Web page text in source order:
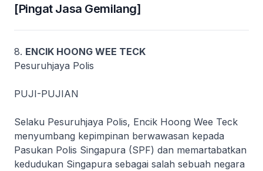
[Pingat Jasa Gemilang]
8. ENCIK HOONG WEE TECK
Pesuruhjaya Polis
PUJI-PUJIAN
Selaku Pesuruhjaya Polis, Encik Hoong Wee Teck
menyumbang kepimpinan berwawasan kepada
Pasukan Polis Singapura (SPF) dan memartabatkan
kedudukan Singapura sebagai salah sebuah negara